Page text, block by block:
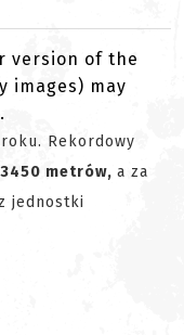
version of the
images) may
Rekordowy
3450 metrów, a za
jednostki